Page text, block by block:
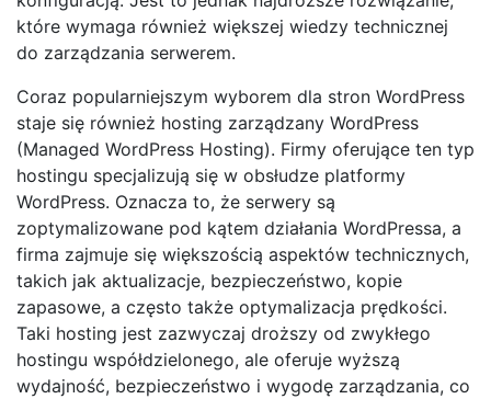
które wymaga również większej wiedzy technicznej
do zarządzania serwerem.
Coraz popularniejszym wyborem dla stron WordPress
staje się również hosting zarządzany WordPress
(Managed WordPress Hosting). Firmy oferujące ten typ
hostingu specjalizują się w obsłudze platformy
WordPress. Oznacza to, że serwery są
zoptymalizowane pod kątem działania WordPressa, a
firma zajmuje się większością aspektów technicznych,
takich jak aktualizacje, bezpieczeństwo, kopie
zapasowe, a często także optymalizacja prędkości.
Taki hosting jest zazwyczaj droższy od zwykłego
hostingu współdzielonego, ale oferuje wyższą
wydajność, bezpieczeństwo i wygodę zarządzania, co